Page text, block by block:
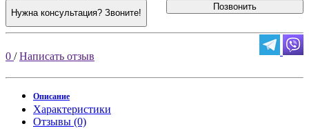
Нужна консультация? Звоните!
Позвонить
0 /Написать отзыв
Описание
Характеристики
Отзывы (0)